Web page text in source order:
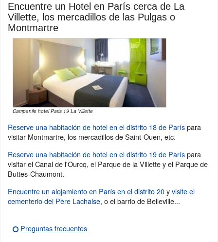
Encuentre un Hotel en París cerca de La
Villette, los mercadillos de las Pulgas o
Montmartre
Campanile hotel Paris 19 La Villette
Reserve una habitación de hotel en el distrito 18 de Paríspara
visitar Montmartre, los mercadillos de Saint-Ouen, etc.
Reserve una habitación de hotel en el distrito 19 de Paríspara
visitar el Canal de l'Ourcq, el Parque de la Villette y el Parque de
Buttes-Chaumont.
Encuentre un alojamiento en París en el distrito 20yvisite el
cementerio del Père Lachaise, o el barrio de Belleville...
Preguntas frecuentes